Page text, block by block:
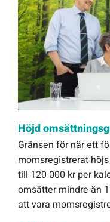
Höjd
Gränsen för när ett
momsregistrerat
till 120 000 kr per
omsätter mindre än
att vara